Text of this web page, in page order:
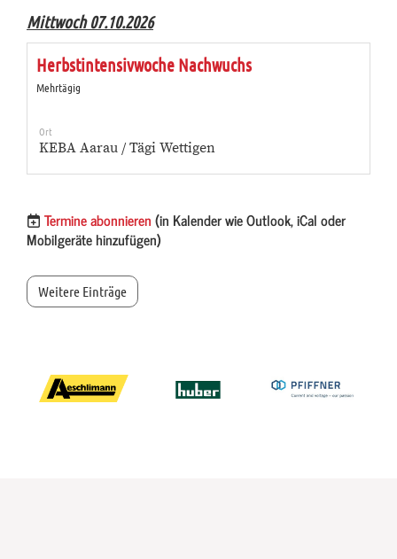
Mittwoch 07.10.2026
Herbstintensivwoche Nachwuchs
Mehrtägig
Ort
KEBA Aarau / Tägi Wettigen
Termine abonnieren(in Kalender wie Outlook, iCal oder
Mobilgeräte hinzufügen)
Weitere Einträge